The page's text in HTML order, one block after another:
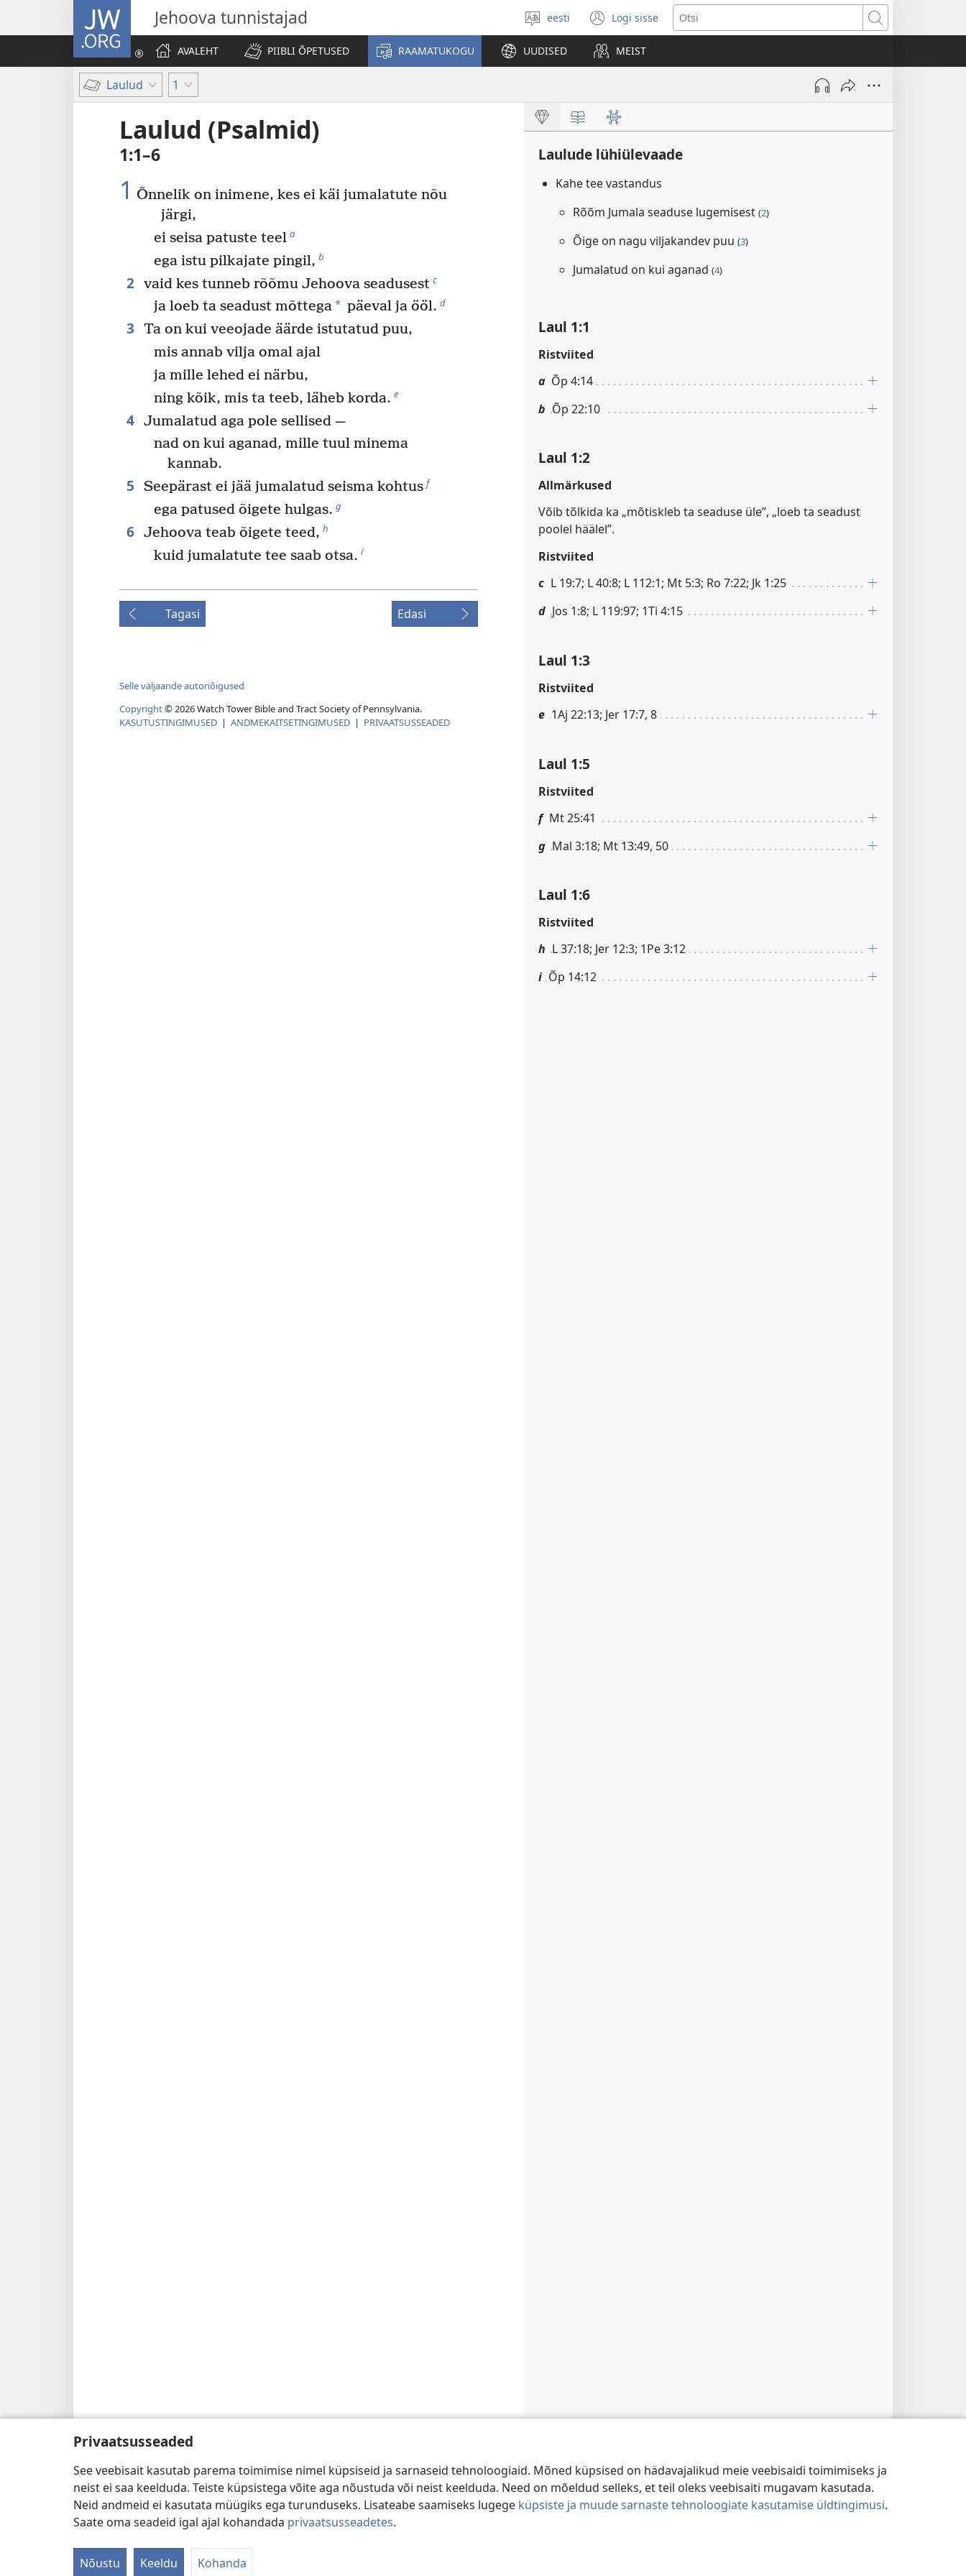
Privaatsusseaded
See veebisait kasutab parema toimimise nimel küpsiseid ja sarnaseid tehnoloogiaid. Mõned küpsised on hädavajalikud meie veebisaidi toimimiseks ja
neist ei saa keelduda. Teiste küpsistega võite aga nõustuda või neist keelduda. Need on mõeldud selleks, et teil oleks veebisaiti mugavam kasutada.
Neid andmeid ei kasutata müügiks ega turunduseks. Lisateabe saamiseks lugege küpsiste ja muude sarnaste tehnoloogiate kasutamise üldtingimusi.
Saate oma seadeid igal ajal kohandada privaatsusseadetes.
Nõustu Keeldu Kohanda
JW.ORG Jehoova tunnistajad
Vali
keel
eesti Logi sisse
(avab
uue
akna)
Otsi
AVALEHT
PIIBLI ÕPETUSED RAAMATUKOGU UUDISED MEIST
Laulud 1
Laulud (Psalmid)
1:1–6
1 Õnnelik on inimene, kes ei käi jumalatute nõu
järgi,
ei seisa patuste teel a
ega istu pilkajate pingil, b
2 vaid kes tunneb rõõmu Jehoova seadusest c
ja loeb ta seadust mõttega* päeval ja ööl. d
3
Ta on kui veeojade äärde istutatud puu,
mis annab vilja omal ajal
ja mille lehed ei närbu,
ning kõik, mis ta teeb, läheb korda. e
4 Jumalatud aga pole sellised —
nad on kui aganad, mille tuul minema
kannab.
5 Seepärast ei jää jumalatud seisma kohtus f
ega patused õigete hulgas. g
6 Jehoova teab õigete teed, h
kuid jumalatute tee saab otsa. i
Tagasi Edasi
Selle väljaande autoriõigused
Copyright©2026Watch Tower Bible and Tract Society of Pennsylvania.
KASUTUSTINGIMUSED | ANDMEKAITSETINGIMUSED | PRIVAATSUSSEADED
Laulude lühiülevaade
Kahe tee vastandus
Rõõm Jumala seaduse lugemisest (2)
Õige on nagu viljakandev puu (3)
Jumalatud on kui aganad (4)
Laul 1:1
Ristviited
a Õp 4:14
b Õp 22:10
Laul 1:2
Allmärkused
Võib tõlkida ka „mõtiskleb ta seaduse üle”, „loeb ta seadust
poolel häälel”.
Ristviited
c L 19:7; L 40:8; L 112:1; Mt 5:3; Ro 7:22; Jk 1:25
d Jos 1:8; L 119:97; 1Ti 4:15
Laul 1:3
Ristviited
e 1Aj 22:13; Jer 17:7, 8
Laul 1:5
Ristviited
f Mt 25:41
g Mal 3:18; Mt 13:49, 50
Laul 1:6
Ristviited
h L 37:18; Jer 12:3; 1Pe 3:12
i Õp 14:12